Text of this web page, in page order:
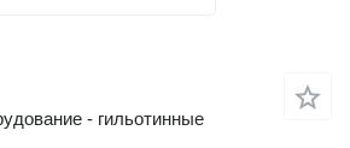
- гильотинные